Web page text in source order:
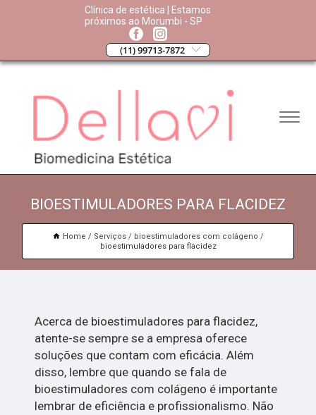
Clínica de estética | Estamos
próximos ao Morumbi - SP
(11) 99713-7872
BIOESTIMULADORES PARA FLACIDEZ
Home Serviços
bioestimuladores com colágeno
bioestimuladores para flacidez
Acerca de bioestimuladores para flacidez,
atente-se sempre se a empresa oferece
soluções que contam com eficácia. Além
disso, lembre que quando se fala de
bioestimuladores com colágeno é importante
lembrar de eficiência e profissionalismo. Não